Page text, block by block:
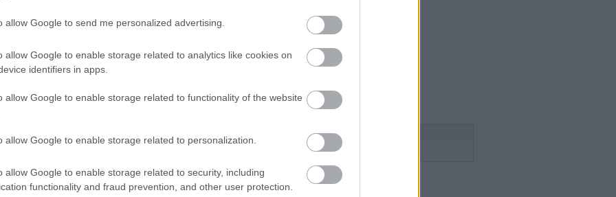
allow Google to send me personalized advertising.
allow Google to enable storage related to analytics like cookies on
identifiers in apps.
allow Google to enable storage related to functionality of the website
allow Google to enable storage related to personalization.
allow Google to enable storage related to security, including
functionality and fraud prevention, and other user protection.
Radovin
Rambo, a szőlősgazda
Szindbádék
IndaPass
2008